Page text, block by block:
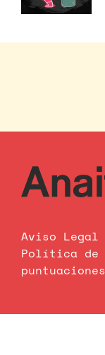
Aviso Legal
Política de
puntuaciones